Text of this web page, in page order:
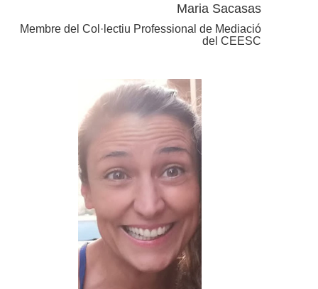
Maria Sacasas
Membre del Col·lectiu Professional de Mediació
del CEESC